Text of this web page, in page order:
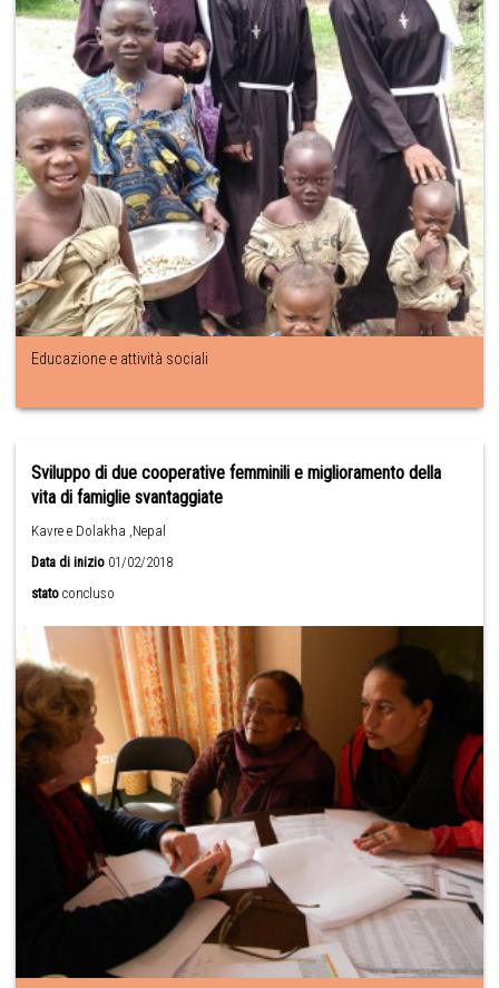
Educazione e attività sociali
Sviluppo di due cooperative femminili e miglioramento della
vita di famiglie svantaggiate
Kavre e Dolakha ,Nepal
Data di inizio 01/02/2018
stato concluso